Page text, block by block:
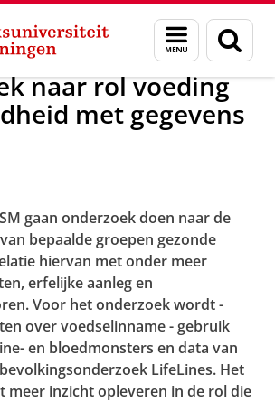
Menu
en
zoeken
Nieuws Nieuwsberichten
naar rol voeding
met gegevens
gaan onderzoek doen naar de
bepaalde groepen gezonde
hiervan met onder meer
erfelijke aanleg en
Voor het onderzoek wordt -
over voedselinname - gebruik
en bloedmonsters en data van
LifeLines. Het
meer inzicht opleveren in de rol die